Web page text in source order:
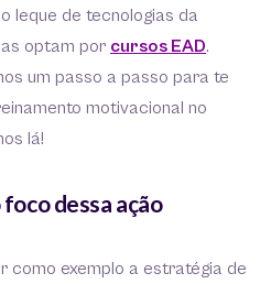
leque de tecnologias da
optam por cursos EAD.
um passo a passo para te
motivacional no
lá!
dessa ação
como exemplo a estratégia de